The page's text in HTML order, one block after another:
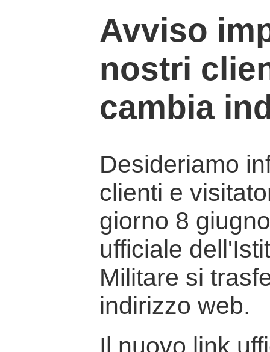
Avviso
nostri
cambia
Desideriamo
clienti e
giorno 8
ufficiale
Militare si
indirizzo web.
Il nuovo link